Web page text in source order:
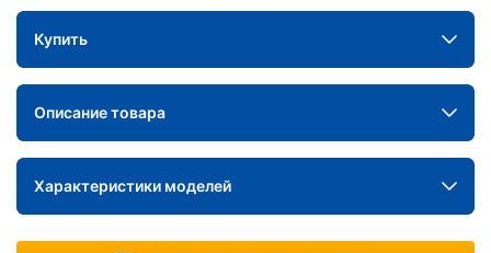
Купить
Описание товара
Характеристики моделей